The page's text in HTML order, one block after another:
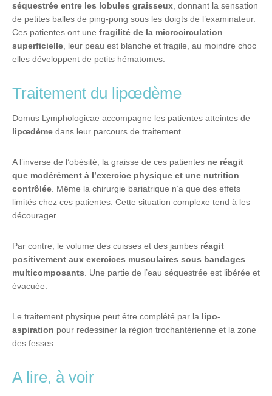
séquestrée entre les lobules graisseux , donnant la sensation
de petites balles de ping-pong sous les doigts de l’examinateur.
Ces patientes ont une fragilité de la microcirculation
superficielle , leur peau est blanche et fragile, au moindre choc
elles développent de petits hématomes.
Traitement du lipœdème
Domus Lymphologicae accompagne les patientes atteintes de
lipœdème dans leur parcours de traitement.
A l’inverse de l’obésité, la graisse de ces patientes ne réagit
que modérément à l’exercice physique et une nutrition
contrôlée . Même la chirurgie bariatrique n’a que des effets
limités chez ces patientes. Cette situation complexe tend à les
décourager.
Par contre, le volume des cuisses et des jambes réagit
positivement aux exercices musculaires sous bandages
multicomposants . Une partie de l’eau séquestrée est libérée et
évacuée.
Le traitement physique peut être complété par la lipo-
aspiration pour redessiner la région trochantérienne et la zone
des fesses.
A lire, à voir